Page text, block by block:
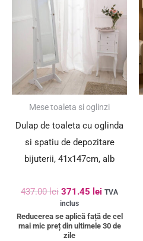
SUPER PREȚ!
Mese toaleta si oglinzi
Dulap de toaleta cu oglinda
si spatiu de depozitare
bijuterii, 41x147cm, alb
437.00lei
437.00 lei.
371.45 lei
este:
371.45
TVA
inclus
Reducerea se aplică față de cel
mai mic preț din ultimele 30 de
zile